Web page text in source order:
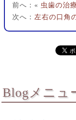
前へ：« 虫歯の治
次へ： 左右の口角
Blogメニュ